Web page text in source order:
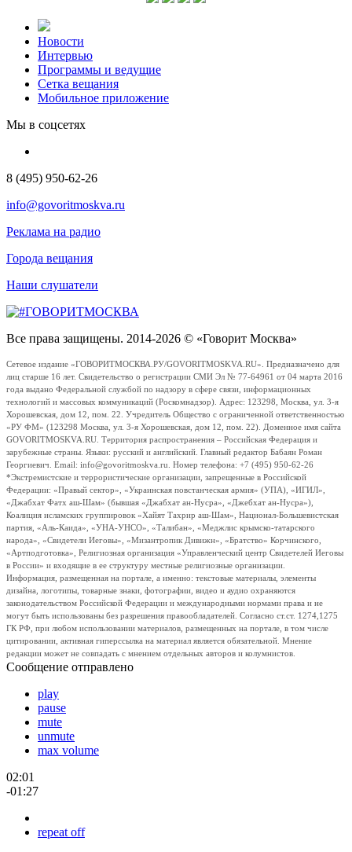
Новости
Интервью
Программы и ведущие
Сетка вещания
Мобильное приложение
Мы в соцсетях
8 (495) 950-62-26
info@govoritmoskva.ru
Реклама на радио
Города вещания
Наши слушатели
Все права защищены. 2014-2026 © «Говорит Москва»
Сетевое издание «ГОВОРИТМОСКВА.РУ/GOVORITMOSKVA.RU». Предназначено для
лиц старше 16 лет. Свидетельство о регистрации СМИ Эл № 77-64961 от 04 марта 2016
года выдано Федеральной службой по надзору в сфере связи, информационных
технологий и массовых коммуникаций (Роскомнадзор). Адрес: 123298, Москва, ул. 3-я
Хорошевская, дом 12, пом. 22. Учредитель Общество с ограниченной ответственностью
«РУ ФМ» (123298 Москва, ул. 3-я Хорошевская, дом 12, пом. 22). Доменное имя сайта
GOVORITMOSKVA.RU. Территория распространения – Российская Федерация и
зарубежные страны. Языки: русский и английский. Главный редактор Бабаян Роман
Георгиевич. Email: info@govoritmoskva.ru. Номер телефона: +7 (495) 950-62-26
*Экстремистские и террористические организации, запрещенные в Российской
Федерации: «Правый сектор», «Украинская повстанческая армия» (УПА), «ИГИЛ»,
«Джабхат Фатх аш-Шам» (бывшая «Джабхат ан-Нусра», «Джебхат ан-Нусра»),
Коалиция исламских группировок «Хайят Тахрир аш-Шам», Национал-Большевистская
партия, «Аль-Каида», «УНА-УНСО», «Талибан», «Меджлис крымско-татарского
народа», «Свидетели Иеговы», «Мизантропик Дивижн», «Братство» Корчинского,
«Артподготовка», Религиозная организация «Управленческий центр Свидетелей Иеговы
в России» и входящие в ее структуру местные религиозные организации.
Информация, размещенная на портале, а именно: текстовые материалы, элементы
дизайна, логотипы, товарные знаки, фотографии, видео и аудио охраняются
законодательством Российской Федерации и международными нормами права и не
могут быть использованы без разрешения правообладателей. Согласно ст.ст. 1274,1275
ГК РФ, при любом использовании материалов, размещенных на портале, в том числе
цитировании, активная гиперссылка на материал является обязательной. Мнение
редакции может не совпадать с мнением отдельных авторов и колумнистов.
Сообщение отправлено
play
pause
mute
unmute
max volume
02:01
-01:27
repeat off